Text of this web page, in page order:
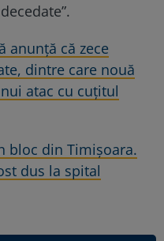
anunță că zece
dintre care nouă
atac cu cuțitul
bloc din Timișoara.
dus la spital